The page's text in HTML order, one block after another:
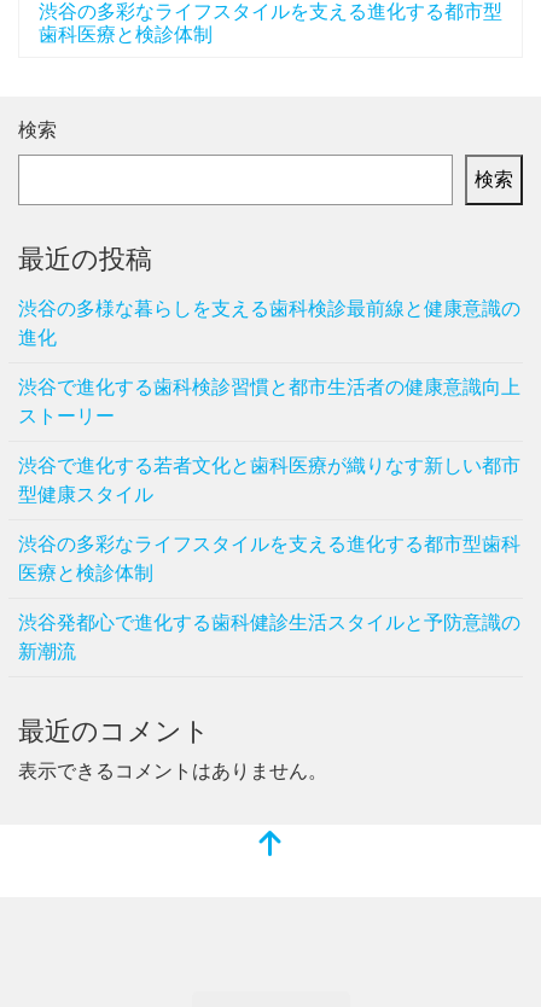
渋谷の多彩なライフスタイルを支える進化する都市型
歯科医療と検診体制
検索
検索
最近の投稿
渋谷の多様な暮らしを支える歯科検診最前線と健康意識の
進化
渋谷で進化する歯科検診習慣と都市生活者の健康意識向上
ストーリー
渋谷で進化する若者文化と歯科医療が織りなす新しい都市
型健康スタイル
渋谷の多彩なライフスタイルを支える進化する都市型歯科
医療と検診体制
渋谷発都心で進化する歯科健診生活スタイルと予防意識の
新潮流
最近のコメント
表示できるコメントはありません。